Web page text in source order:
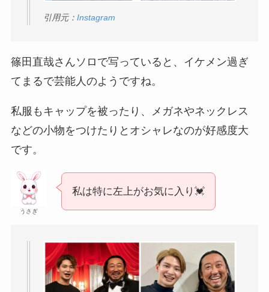
引用元： Instagram
篠田直哉さんソロで写っていると、イケメン過ぎ
てまるで芸能人のようですね。
私服もキャップを被ったり、メガネやネックレス
などの小物をつけたりとオシャレなのが好感度大
です。
うさぎ
私は特に左上がお気に入り💓